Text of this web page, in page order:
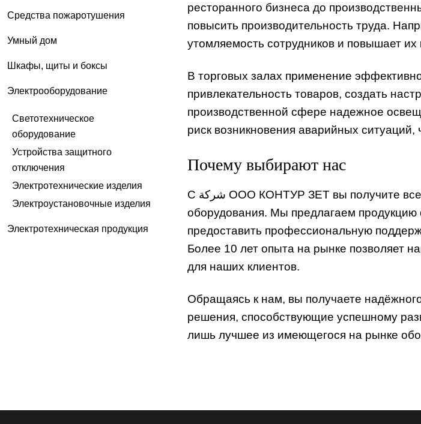
ресторанного бизнеса до
повысить производительность труда.
утомляемость сотрудников и повышает
В торговых залах применение
привлекательность товаров, создать
производственной сфере надежное
риск возникновения аварийных
Почему выбирают нас
С شركة ООО КОНТУР ЗЕТ вы получите все необходимые преимущества при выборе светотехнического
оборудования. Мы предлагаем продукцию
предоставить профессиональную
Более 10 лет опыта на рынке позволяет
для наших клиентов.
Обращаясь к нам, вы получаете
решения, способствующие успешному
лишь лучшее из имеющегося на рынке
Средства пожаротушения
Умный дом
Шкафы, щиты и боксы
Электрооборудование
Светотехническое
оборудование
Устройства защитного
отключения
Электротехнические изделия
Электроустановочные изделия
Электротехническая продукция